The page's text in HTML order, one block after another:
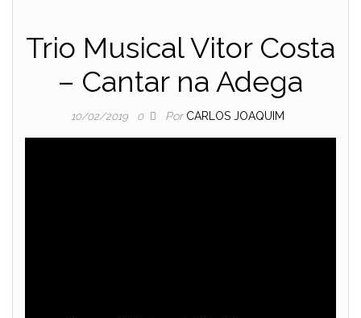
Trio Musical Vitor Costa
– Cantar na Adega
10/02/2019 0 Por CARLOS JOAQUIM